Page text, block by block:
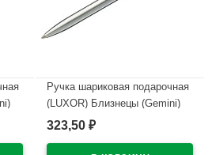
Ручка шариковая подарочная
(LUXOR) Близнецы (Gemini)
корпус синий/хром арт.2036
323,50 ₽